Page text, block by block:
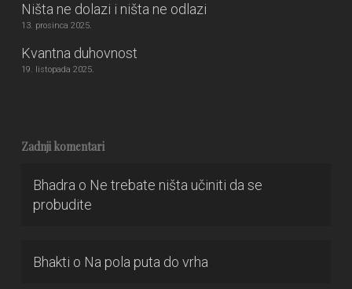
Ništa ne dolazi i ništa ne odlazi
13. prosinca 2025.
Kvantna duhovnost
19. listopada 2025.
Zadnji komentari
Bhadra o Ne trebate ništa učiniti da se
probudite
Bhakti o Na pola puta do vrha